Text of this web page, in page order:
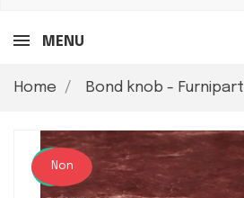
MENU
Home Bond knob - Furnipart
Nuovo
Non